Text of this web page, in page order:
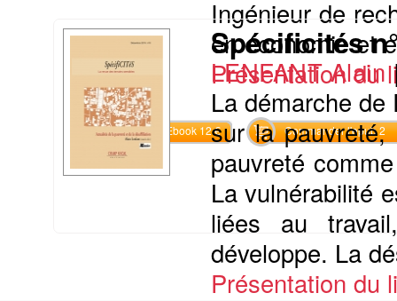
Ingénieur de
en économie et
Présentation du
Commander l'Ebook 12 € Commander l'epub 2
Spécificités
LENFANT Alain
La démarche
sur la pauvreté,
pauvreté
La vulnérabilité
liées au
développe. La
Présentation du